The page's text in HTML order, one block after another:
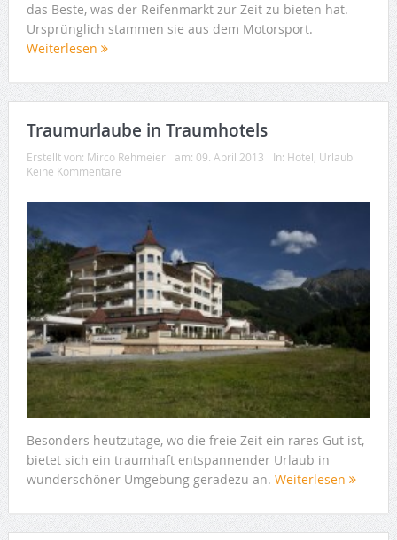
das Beste, was der Reifenmarkt zur Zeit zu bieten hat.
Ursprünglich stammen sie aus dem Motorsport.
Weiterlesen
Traumurlaube in Traumhotels
Erstellt von: Mirco Rehmeier am: 09. April 2013 In: Hotel, Urlaub
Keine Kommentare
Besonders heutzutage, wo die freie Zeit ein rares Gut ist,
bietet sich ein traumhaft entspannender Urlaub in
wunderschöner Umgebung geradezu an. Weiterlesen